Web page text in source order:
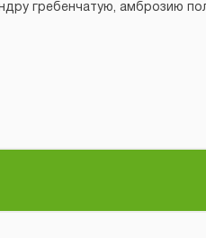
гребенчатую, амброзию